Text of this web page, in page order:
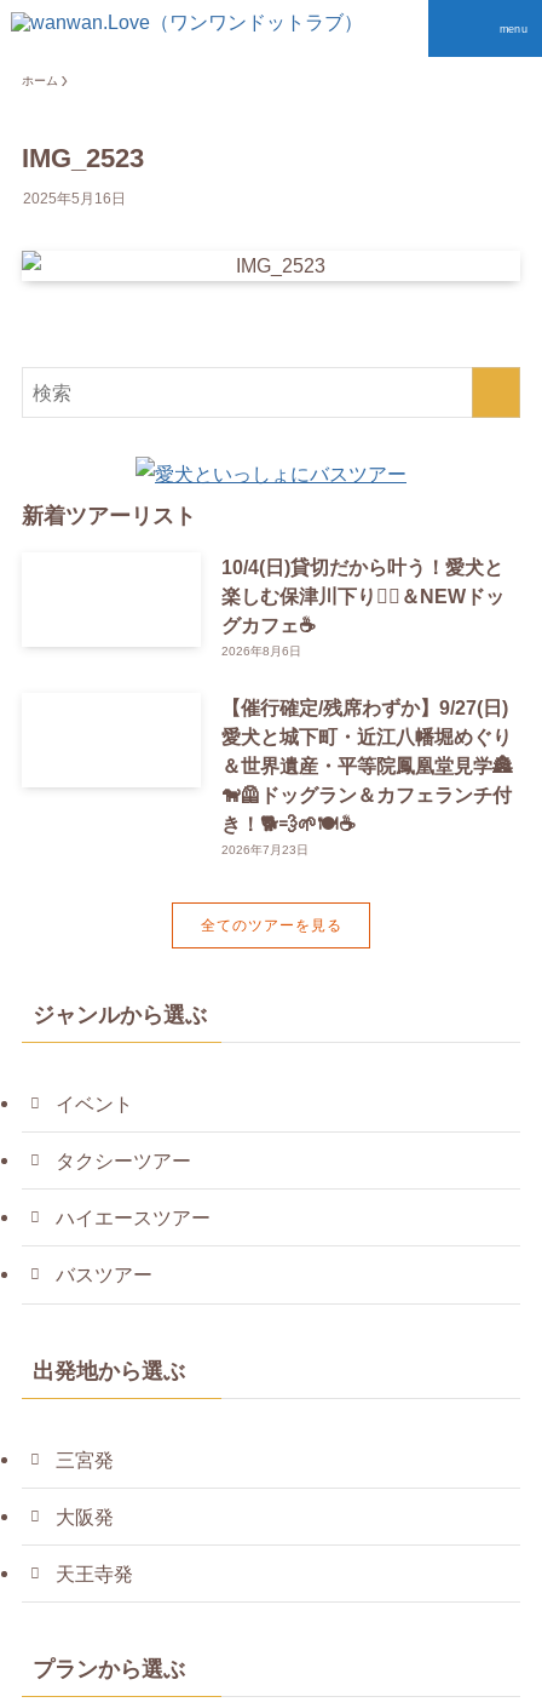
menu
ホーム
IMG_2523
2025年5月16日
新着ツアーリスト
10/4(日)貸切だから叶う！愛犬と
楽しむ保津川下り🚣‍♀️＆NEWドッ
グカフェ☕️
2026年8月6日
【催行確定/残席わずか】9/27(日)
愛犬と城下町・近江八幡堀めぐり
＆世界遺産・平等院鳳凰堂見学🏯
🐕‍🦺ドッグラン＆カフェランチ付
き！🐕💨🌱🍽️☕️
2026年7月23日
全てのツアーを見る
ジャンルから選ぶ
イベント
タクシーツアー
ハイエースツアー
バスツアー
出発地から選ぶ
三宮発
大阪発
天王寺発
プランから選ぶ